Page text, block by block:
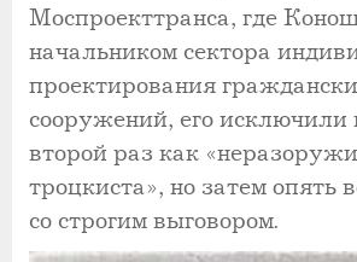
Моспроекттранса, где
начальником сектора
проектирования
сооружений, его исключили
второй раз как
троцкиста», но затем опять
со строгим выговором.